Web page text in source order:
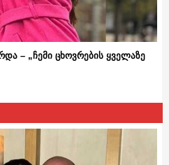
– „ჩემი ცხოვრების ყველაზე